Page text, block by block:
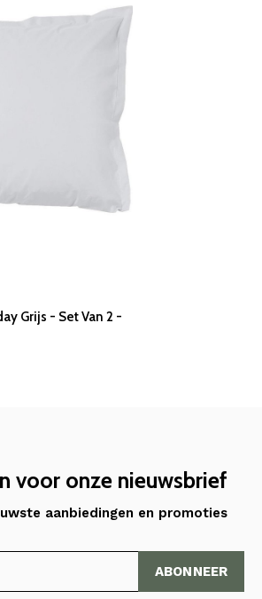
Grijs - Set Van 2 -
voor onze nieuwsbrief
aanbiedingen en promoties
ABONNEER